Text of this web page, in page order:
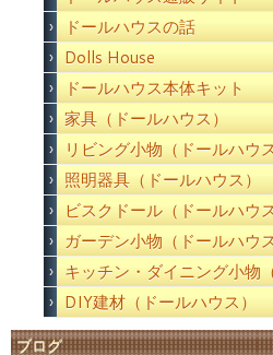
ドールハウスの話
Dolls House
ドールハウス本体キット
家具（ドールハウス）
リビング小物（ドールハウス
照明器具（ドールハウス）
ビスクドール（ドールハウス
ガーデン小物（ドールハウス
キッチン・ダイニング小物
DIY建材（ドールハウス）
ブログ